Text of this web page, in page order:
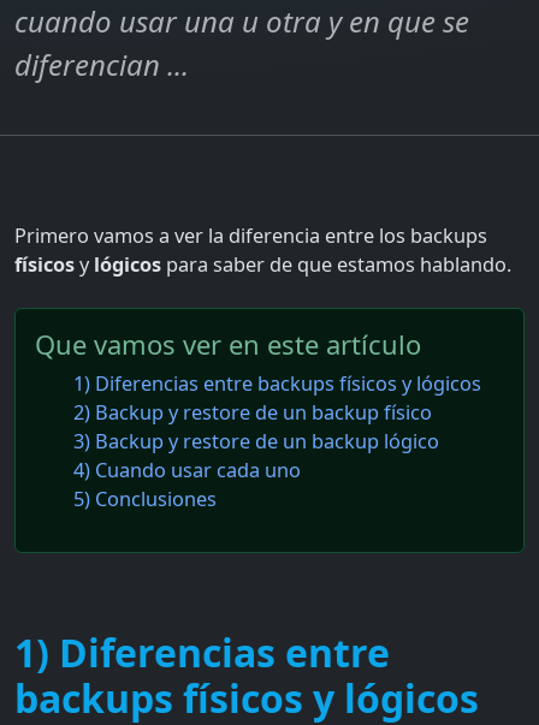
cuando usar una u otra y en que se
diferencian ...
Primero vamos a ver la diferencia entre los backups
físicosylógicos para saber de que estamos hablando.
Que vamos ver en este artículo
1) Diferencias entre backups físicos y lógicos
2) Backup y restore de un backup físico
3) Backup y restore de un backup lógico
4) Cuando usar cada uno
5) Conclusiones
1) Diferencias entre
backups físicos y lógicos